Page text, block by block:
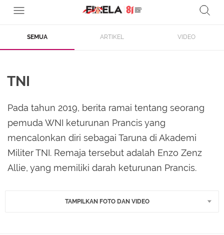
SEMUA ARTIKEL VIDEO
TNI
Pada tahun 2019, berita ramai tentang seorang
pemuda WNI keturunan Prancis yang
mencalonkan diri sebagai Taruna di Akademi
Militer TNI. Remaja tersebut adalah Enzo Zenz
Allie, yang memiliki darah keturunan Prancis.
TAMPILKAN FOTO DAN VIDEO